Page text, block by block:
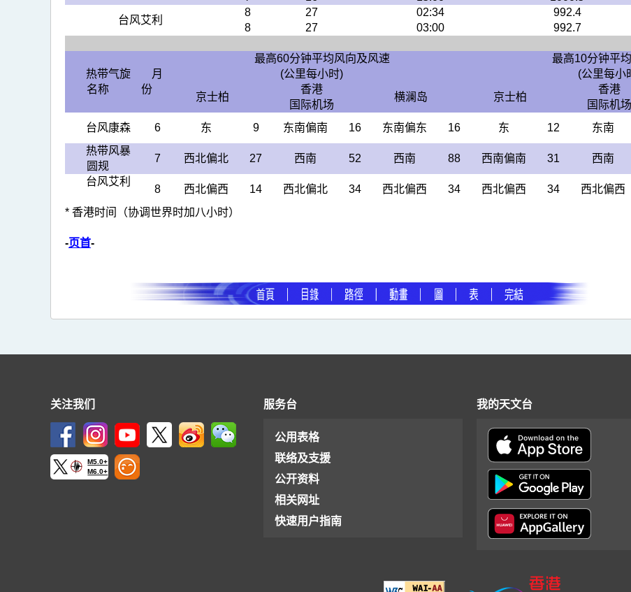
台风艾利
8 27 02:34 992.4
8 27 03:00 992.7
热带气旋
名称
月
份
最高60分钟平均风向及风速
(公里每小时)
最高10分钟平
(公里每小
京士柏
香港
国际机场
横澜岛 京士柏
香港
国际机场
台风康森
6 东 9 东南偏南 16 东南偏东 16 东 12 东南
热带风暴
圆规
7 西北偏北 27 西南 52 西南 88 西南偏南 31 西南
台风艾利
8 西北偏西 14 西北偏北 34 西北偏西 34 西北偏西 34 西北偏西
* 香港时间（协调世界时加八小时）
-页首-
关注我们
M5.0+
M6.0+
服务台
公用表格
联络及支援
公开资料
相关网址
快速用户指南
我的天文台